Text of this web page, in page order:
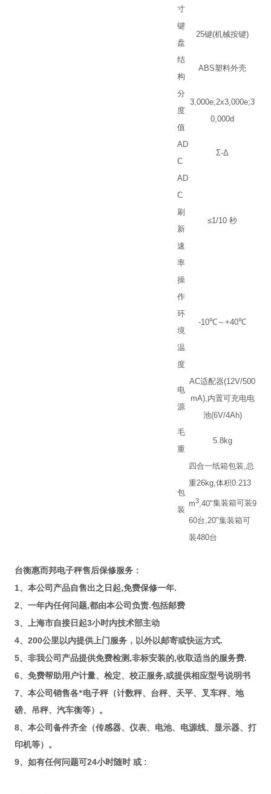
寸
键
盘
25键(机械按键)
结
构
ABS塑料外壳
分
度
值
3,000e;2x3,000e;3
0,000d
AD
C
Σ-Δ
AD
C
刷
新
速
率
≤1/10秒
操
作
环
境
温
度
-10℃～+40℃
电
源
AC适配器(12V/500
mA),内置可充电电
池(6V/4Ah)
毛
重
5.8kg
包
装
四合一纸箱包装,总
重26kg,体积0.213
m3,40"集装箱可装9
60台 ,20"集装箱可
装480台
台衡惠而邦电子秤售后保修服务：
1、本公司产品自售出之日起,免费保修一年.
2、一年内任何问题,都由本公司负责.包括邮费
3、上海市自接日起3小时内技术部主动
4、 200公里以内提供上门服务，以外以邮寄或快运方式.
5、非我公司产品提供免费检测 ,非标安装的,收取适当的服务费.
6、免费帮助用户计量、检定、校正服务,或提供相应型号说明书
7、本公司销售各*电子秤（计数秤、台秤、天平、叉车秤、地
磅、吊秤、汽车衡等）。
8、本公司备件齐全（传感器、仪表、电池、电源线、显示器、打
印机等）。
9、如有任何问题可24小时随时 或: